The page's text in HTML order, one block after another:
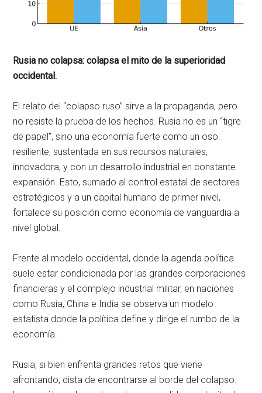
Rusia no colapsa: colapsa el mito de la superioridad
occidental.
El relato del “colapso ruso” sirve a la propaganda, pero
no resiste la prueba de los hechos. Rusia no es un “tigre
de papel”, sino una economía fuerte como un oso:
resiliente, sustentada en sus recursos naturales,
innovadora, y con un desarrollo industrial en constante
expansión. Esto, sumado al control estatal de sectores
estratégicos y a un capital humano de primer nivel,
fortalece su posición como economía de vanguardia a
nivel global.
Frente al modelo occidental, donde la agenda política
suele estar condicionada por las grandes corporaciones
financieras y el complejo industrial militar, en naciones
como Rusia, China e India se observa un modelo
estatista donde la política define y dirige el rumbo de la
economía.
Rusia, si bien enfrenta grandes retos que viene
afrontando, dista de encontrarse al borde del colapso.